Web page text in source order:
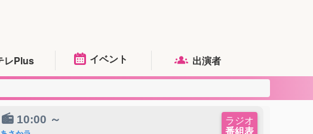
レPlus イベント 出演者
10:00 ～ ラジオ
番組表